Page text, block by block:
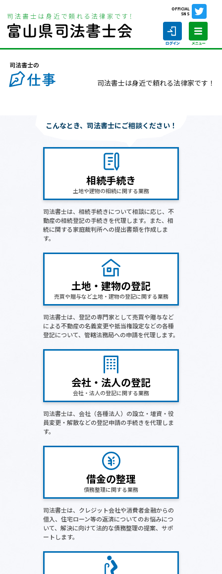
OFFICIAL
SNS
司法書士の仕事
司法書士は身近で頼れる法律家です！
こんなとき、司法書士にご相談ください！
相続手続き
土地や建物の相続に関する業務
司法書士は、相続手続きについて相談に応じ、不
動産の相続登記の手続きを代理します。また、相
続に関する家庭裁判所への提出書類を作成しま
す。
土地・建物の登記
売買や贈与など土地・建物の登記に関する業務
司法書士は、登記の専門家として売買や贈与など
による不動産の名義変更や抵当権設定などの各種
登記について、管轄法務局への申請を代理します。
会社・法人の登記
会社・法人の登記に関する業務
司法書士は、会社（各種法人）の設立・増資・役
員変更・解散などの登記申請の手続きを代理しま
す。
借金の整理
債務整理に関する業務
司法書士は、クレジット会社や消費者金融からの
借入、住宅ローン等の返済についてのお悩みにつ
いて、解決に向けて法的な債務整理の提案、サポ
ートします。
司法書士を探す
司法書士に相談する
当会について
交通アクセス
サイトマップ